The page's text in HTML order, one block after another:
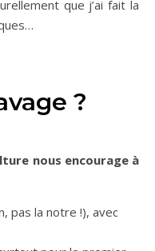
que j’ai fait la
?
nous encourage à
pas la notre !), avec